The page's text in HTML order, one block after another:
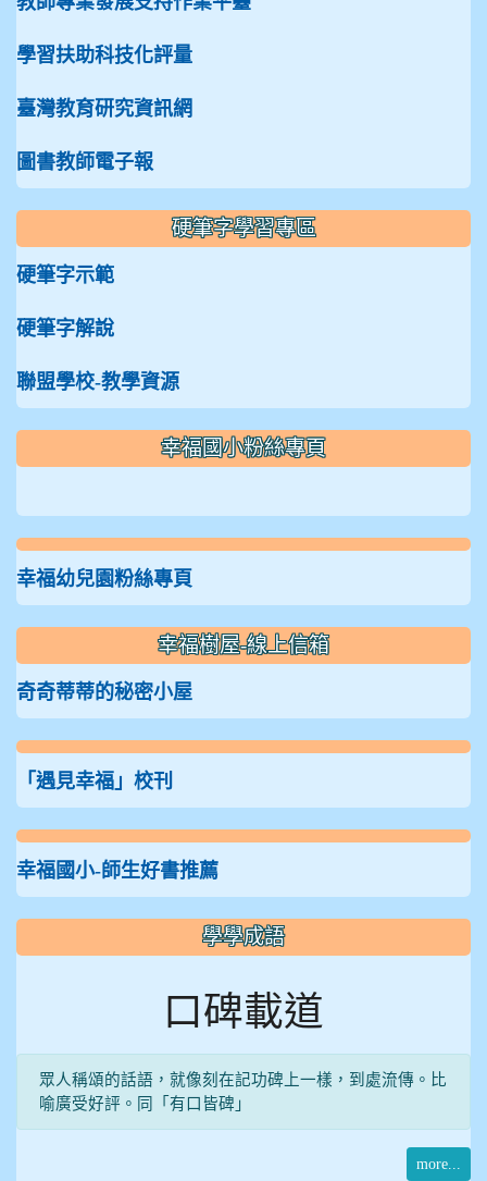
學習扶助科技化評量
臺灣教育研究資訊網
圖書教師電子報
硬筆字學習專區
硬筆字示範
硬筆字解說
聯盟學校-教學資源
::: 幸福國小粉絲專頁
幸福幼兒園粉絲專頁
幸福樹屋-線上信箱
奇奇蒂蒂的秘密小屋
「遇見幸福」校刊
幸福國小-師生好書推薦
學學成語
口碑載道
眾人稱頌的話語，就像刻在記功碑上一樣，到處流傳。比
喻廣受好評。同「有口皆碑」
more...